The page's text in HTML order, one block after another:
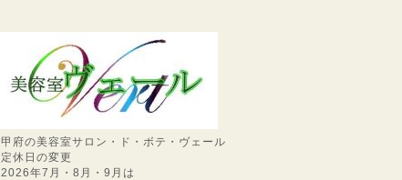
甲府の美容室サロン・ド・ボテ・ヴェール
定休日の変更
2026年7月・8月・9月は